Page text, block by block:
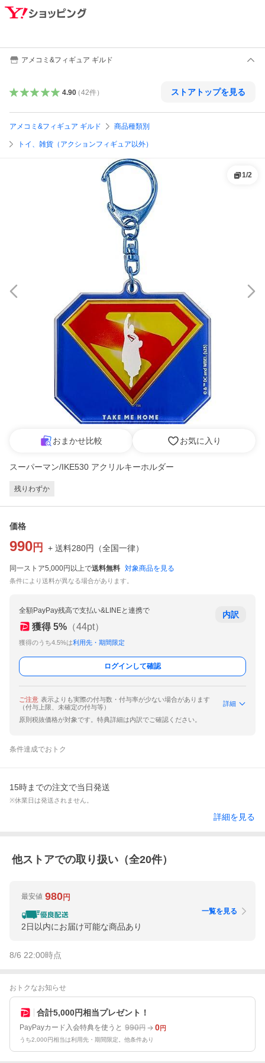
アメコミ&フィギュア ギルド
4.90（42件） ストアトップを見る
アメコミ&フィギュア ギルド 商品種類別
トイ、雑貨（アクションフィギュア以外）
1/2
おまかせ比較 お気に入り
スーパーマン/IKE530 アクリルキーホルダー
残りわずか
価格
990 円 + 送料280円 （全国一律）
同一ストア5,000円以上で送料無料 対象商品を見る
条件により送料が異なる場合があります。
全額PayPay残高で支払い&LINEと連携で
獲得 5% （44pt）
獲得のうち4.5%は利用先・期間限定
内訳
ログインして確認
ご注意 表示よりも実際の付与数・付与率が少ない場合があります
（付与上限、未確定の付与等）
詳細
原則税抜価格が対象です。特典詳細は内訳でご確認ください。
条件達成でおトク
15時までの注文で当日発送
※休業日は発送されません。
詳細を見る
他ストアでの取り扱い（全20件）
最安値 980円
2日以内にお届け可能な商品あり
一覧を見る
8/6 22:00時点
おトクなお知らせ
合計5,000円相当プレゼント！
PayPayカード入会特典を使うと 990円 0円
うち2,000円相当は利用先・期間限定。他条件あり